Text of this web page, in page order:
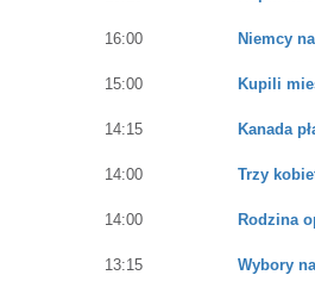
16:00 Niemcy
15:00 Kupili
14:15 Kanada
14:00 Trzy
14:00 Rodzina
13:15 Wybory